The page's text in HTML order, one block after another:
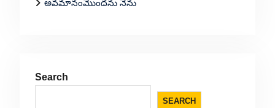
అవమానంమొందను నేను
Search
SEARCH